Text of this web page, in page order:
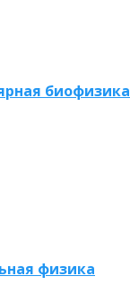
биофизика
физика